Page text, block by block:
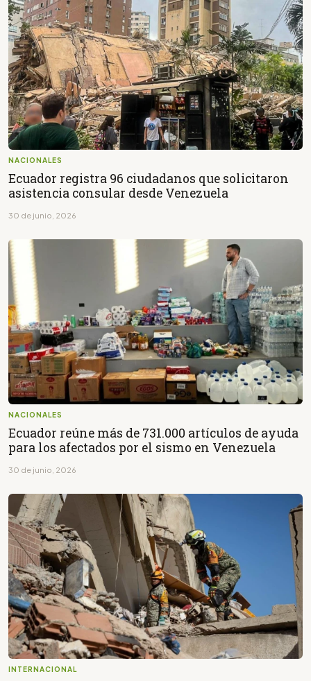
NACIONALES
Ecuador registra 96 ciudadanos que solicitaron
asistencia consular desde Venezuela
30 de junio, 2026
NACIONALES
Ecuador reúne más de 731.000 artículos de ayuda
para los afectados por el sismo en Venezuela
30 de junio, 2026
INTERNACIONAL